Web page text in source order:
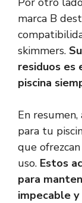
marca B
skimmers.
residuos es
piscina
En
para tu
que
uso. Estos
para
impecable